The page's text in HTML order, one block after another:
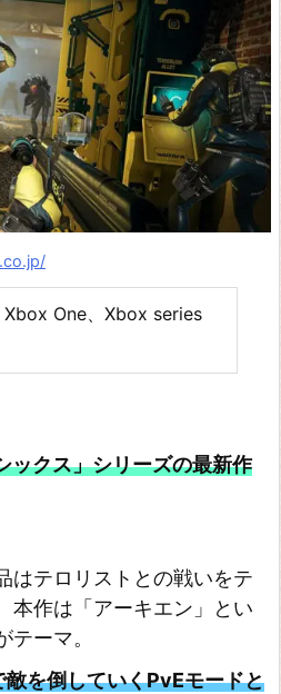
Xbox One、Xbox series
ックス」シリーズの最新作
はテロリストとの戦いをテ
本作は「アーキエン」とい
テーマ。
を倒していくPvEモードと